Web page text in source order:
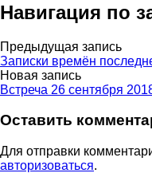
Навигация по
Предыдущая запись
Записки времён
Новая запись
Встреча 26 сентября
Оставить
Для отправки
авторизоваться.